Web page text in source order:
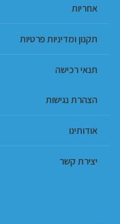
אחריות
תקנון ומדיניות פרטיות
תנאי רכישה
הצהרת נגישות
אודותינו
יצירת קשר